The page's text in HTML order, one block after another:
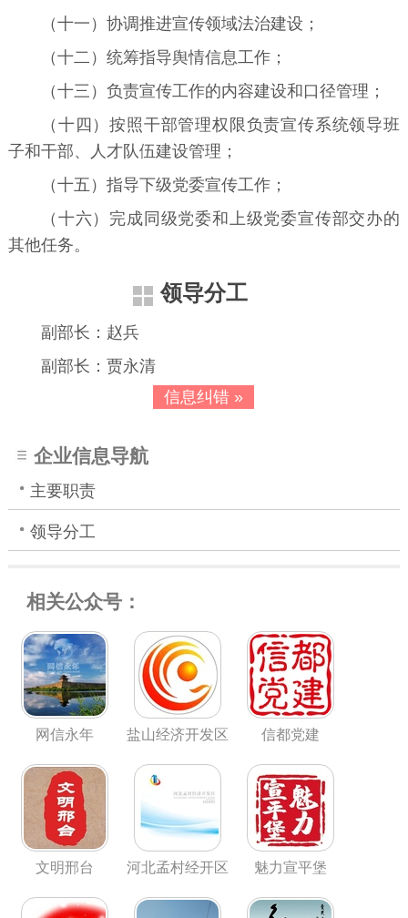
（十一）协调推进宣传领域法治建设；
（十二）统筹指导舆情信息工作；
（十三）负责宣传工作的内容建设和口径管理；
（十四）按照干部管理权限负责宣传系统领导班
子和干部、人才队伍建设管理；
（十五）指导下级党委宣传工作；
（十六）完成同级党委和上级党委宣传部交办的
其他任务。
领导分工
副部长：赵兵
副部长：贾永清
信息纠错 »
企业信息导航
主要职责
领导分工
相关公众号：
网信永年 盐山经济开发区 信都党建
文明邢台 河北孟村经开区 魅力宣平堡